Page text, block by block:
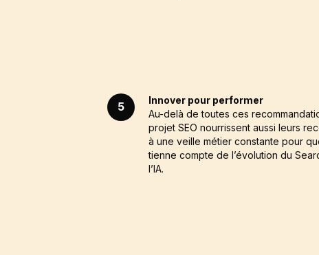
5
Innover pour performer
Au-delà de toutes ces
projet SEO nourrissent aussi leurs
à une veille métier constante pour
tienne compte de l’évolution du
l’IA.